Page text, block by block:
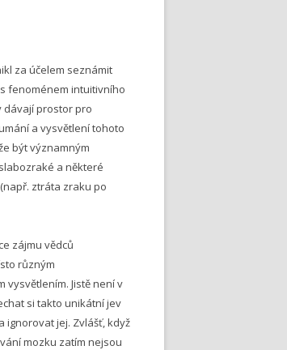
za účelem seznámit
fenoménem intuitivního
dávají prostor pro
a vysvětlení tohoto
být významným
a některé
ztráta zraku po
zájmu vědců
různým
vysvětlením. Jistě není v
si takto unikátní jev
ignorovat jej. Zvlášť, když
mozku zatím nejsou